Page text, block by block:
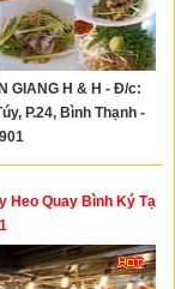
GIANG H & H - Đ/c:
P.24, Bình Thạnh -
Heo Quay Bình Ký Tạ